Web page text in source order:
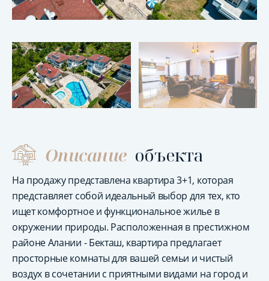
Описание объекта
На продажу представлена квартира 3+1, которая
представляет собой идеальный выбор для тех, кто
ищет комфортное и функциональное жилье в
окружении природы. Расположенная в престижном
районе Алании - Бекташ, квартира предлагает
просторные комнаты для вашей семьи и чистый
воздух в сочетании с приятными видами на город и